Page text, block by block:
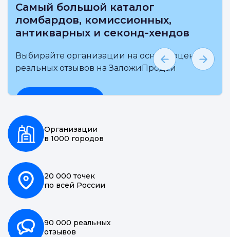
Самый большой каталог
ломбардов, комиссионных,
антикварных и секонд-хендов
Выбирайте организации на основе оценки и
реальных отзывов на ЗаложиПродай
Организации
в 1000 городов
20 000 точек
по всей России
90 000 реальных
отзывов